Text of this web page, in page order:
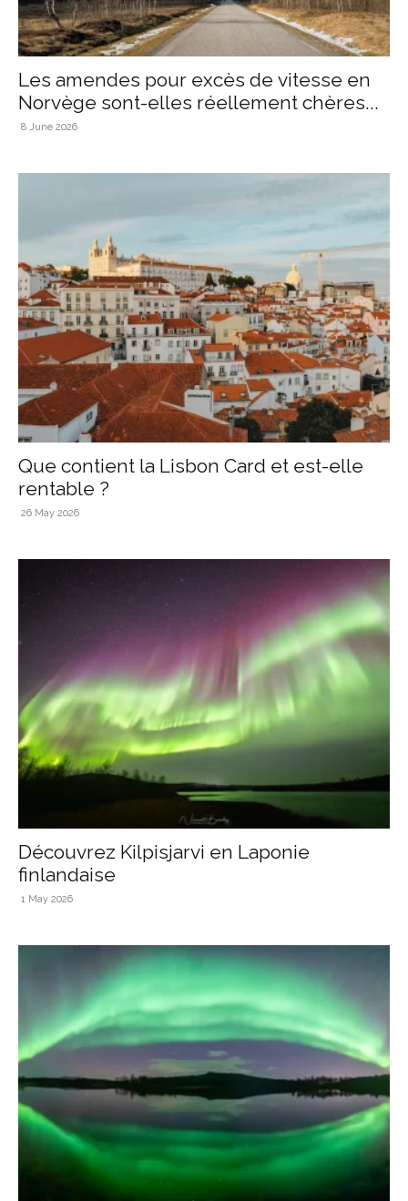
Les amendes pour excès de vitesse en
Norvège sont-elles réellement chères...
8 June 2026
Que contient la Lisbon Card et est-elle
rentable ?
26 May 2026
Découvrez Kilpisjarvi en Laponie
finlandaise
1 May 2026